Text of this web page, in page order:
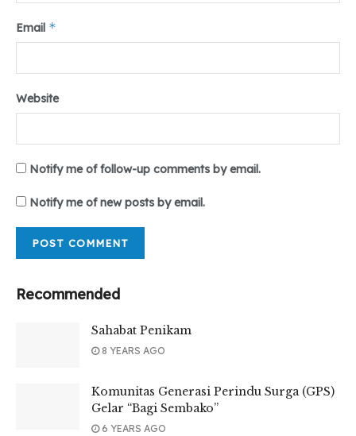
Email *
Website
Notify me of follow-up comments by email.
Notify me of new posts by email.
Recommended
Sahabat Penikam
8 YEARS AGO
Komunitas Generasi Perindu Surga (GPS)
Gelar “Bagi Sembako”
6 YEARS AGO